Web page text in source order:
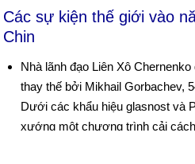
Các sự kiện thế giới vào
Chin
Nhà lãnh đạo Liên Xô
thay thế bởi Mikhail Gorbachev,
Dưới các khẩu hiệu glasnost và
xướng một chương trình cải
cảnh: Những người cai trị nước